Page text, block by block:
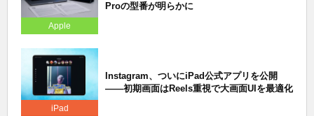
Apple
Proの型番が明らかに
iPad
Instagram、ついにiPad公式アプリを公開
——初期画面はReels重視で大画面UIを最適化